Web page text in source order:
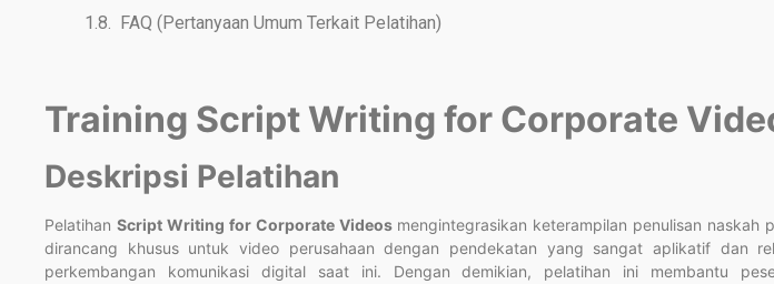
FAQ (Pertanyaan Umum Terkait Pelatihan)
Training Script Writing for Corporate
Deskripsi Pelatihan
Pelatihan Script Writing for Corporate Videosmengintegrasikan keterampilan penulisan naskah
dirancang khusus untuk video perusahaan dengan pendekatan yang sangat aplikatif dan
perkembangan komunikasi digital saat ini. Dengan demikian, pelatihan ini membantu